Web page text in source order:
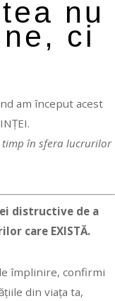
nu
ci
am început acest
în sfera lucrurilor
distructive de a
care EXISTĂ.
împlinire, confirmi
din viața ta,